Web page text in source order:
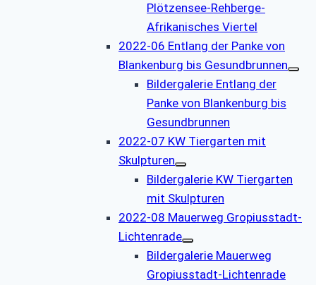
Plötzensee-Rehberge-
Afrikanisches Viertel
2022-06 Entlang der Panke von
Blankenburg bis Gesundbrunnen
Bildergalerie Entlang der
Panke von Blankenburg bis
Gesundbrunnen
2022-07 KW Tiergarten mit
Skulpturen
Bildergalerie KW Tiergarten
mit Skulpturen
2022-08 Mauerweg Gropiusstadt-
Lichtenrade
Bildergalerie Mauerweg
Gropiusstadt-Lichtenrade